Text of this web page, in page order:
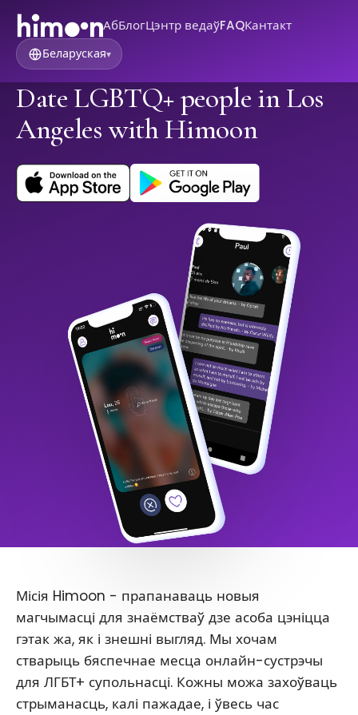
АбБлогЦэнтр ведаўFAQКантакт
Беларуская▾
Date LGBTQ+ people in Los
Angeles with Himoon
Місія Himoon - прапанаваць новыя
магчымасці для знаёмстваў дзе асоба цэніцца
гэтак жа, як і знешні выгляд. Мы хочам
стварыць бяспечнае месца онлайн-сустрэчы
для ЛГБТ+ супольнасці. Кожны можа захоўваць
стрыманасць, калі пажадае, і ўвесь час